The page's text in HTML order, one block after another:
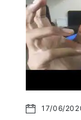
17/06/